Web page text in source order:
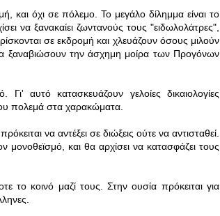
όχι σε πόλεμο. Το μεγάλο δίλημμα είναι το
να ξανακαίει ζωντανούς τους "ειδωλολάτρες",
σε εκδρομή και χλευάζουν όσους μιλούν
ξαναβιώσουν την άσχημη μοίρα των Προγόνων
αυτό κατασκευάζουν γελοίες δικαιολογίες
πολεμά στα χαρακώματα.
να αντέξει σε διώξεις ούτε να αντισταθεί.
και θα αρχίσει να κατασφάζει τους
το κοινό μαζί τους. Στην ουσία πρόκειται για